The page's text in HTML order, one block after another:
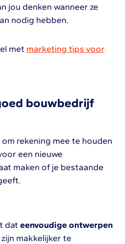
jou denken wanneer ze
nodig hebben.
met marketing tips voor
bouwbedrijf
rekening mee te houden
een nieuwe
maken of je bestaande
dat eenvoudige ontwerpen
zijn makkelijker te